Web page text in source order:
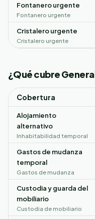
Fontanero urgente
Fontanero urgente
Cristalero urgente
Cristalero urgente
¿Qué cubre
Cobertura
Alojamiento
alternativo
Inhabitabilidad temporal
Gastos de mudanza
temporal
Gastos de mudanza
Custodia y guarda del
mobiliario
Custodia de mobiliario